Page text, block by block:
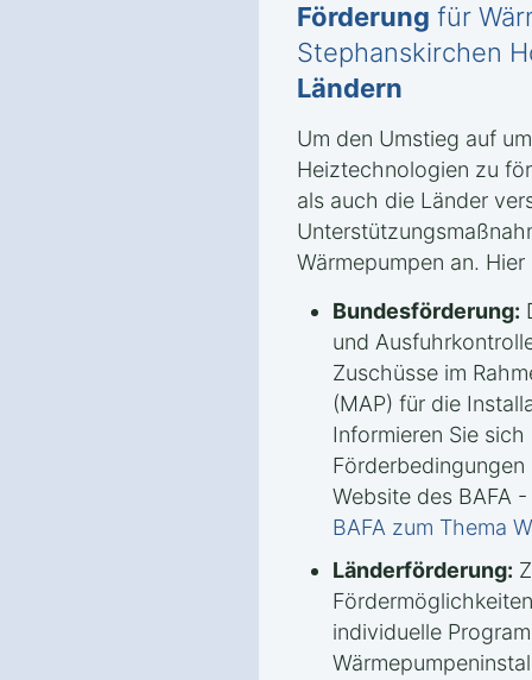
Förderung für
Stephanskirchen
Ländern
Um den Umstieg auf
Heiztechnologien zu
als auch die Länder
Wärmepumpen an.
Bundesförderung:
und
Zuschüsse im
(MAP) für die
Informieren Sie
Website des BAFA
BAFA zum Thema
Länderförderung:
individuelle